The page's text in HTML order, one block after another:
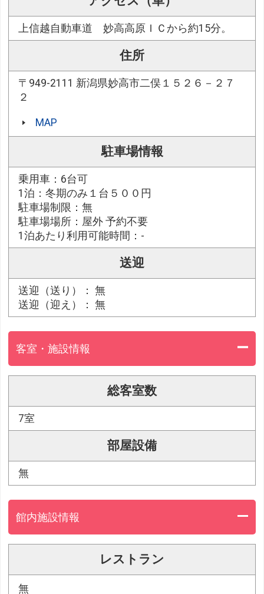
上信越自動車道 妙高高原ＩＣから約15分。
住所
〒949-2111 新潟県妙高市二俣１５２６－２７
２
MAP
駐車場情報
乗用車：6台可
1泊：冬期のみ１台５００円
駐車場制限：無
駐車場場所：屋外 予約不要
1泊あたり利用可能時間：-
送迎
送迎（送り）： 無
送迎（迎え）： 無
客室・施設情報
総客室数
7室
部屋設備
無
館内施設情報
レストラン
無